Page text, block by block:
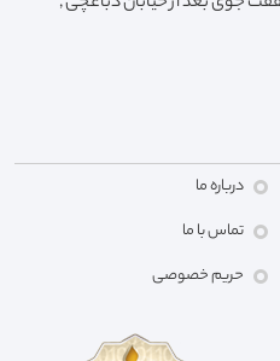
درباره ما
تماس با ما
حریم خصوصی